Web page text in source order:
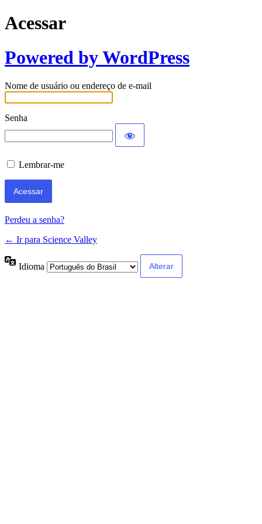
Acessar
Powered by WordPress
Nome de usuário ou endereço de e-mail
Senha
Lembrar-me
Perdeu a senha?
← Ir para Science Valley
Idioma